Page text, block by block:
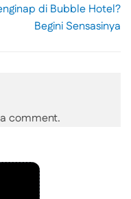
di Bubble Hotel?
Begini Sensasinya
comment.